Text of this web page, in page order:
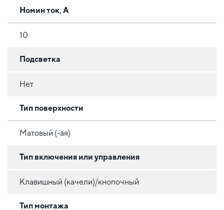
Номин ток, А
10
Подсветка
Нет
Тип поверхности
Матовый (-ая)
Тип включения или управления
Клавишный (качели)/кнопочный
Тип монтажа